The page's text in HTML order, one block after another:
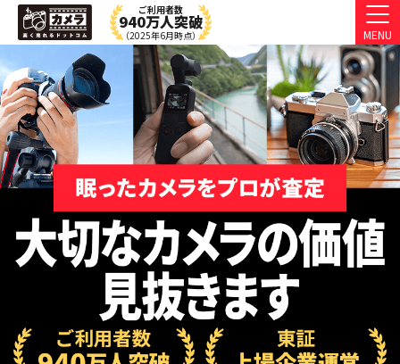
ご利用者数
940万人突破
（2025年6月時点） MENU